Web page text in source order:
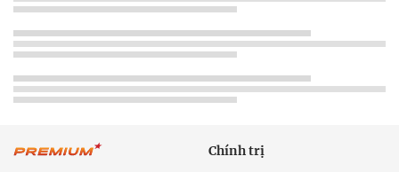
Chính trị